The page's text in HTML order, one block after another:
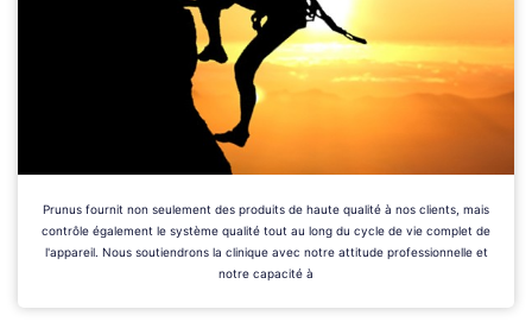
Prunus fournit non seulement des produits de haute qualité à nos clients, mais
contrôle également le système qualité tout au long du cycle de vie complet de
l'appareil. Nous soutiendrons la clinique avec notre attitude professionnelle et
notre capacité à